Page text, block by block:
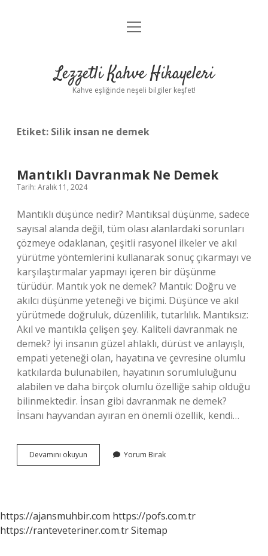
Anasayfa
Yasal Uyarı
menüyü
Lezzetli Kahve Hikayeleri
Kahve eşliğinde neşeli bilgiler keşfet!
Etiket: Silik insan ne demek
Mantıklı Davranmak Ne Demek
Tarih: Aralık 11, 2024
Mantıklı düşünce nedir? Mantıksal düşünme, sadece
sayısal alanda değil, tüm olası alanlardaki sorunları
çözmeye odaklanan, çeşitli rasyonel ilkeler ve akıl
yürütme yöntemlerini kullanarak sonuç çıkarmayı ve
karşılaştırmalar yapmayı içeren bir düşünme
türüdür. Mantık yok ne demek? Mantık: Doğru ve
akılcı düşünme yeteneği ve biçimi. Düşünce ve akıl
yürütmede doğruluk, düzenlilik, tutarlılık. Mantıksız:
Akıl ve mantıkla çelişen şey. Kaliteli davranmak ne
demek? İyi insanın güzel ahlaklı, dürüst ve anlayışlı,
empati yeteneği olan, hayatına ve çevresine olumlu
katkılarda bulunabilen, hayatının sorumluluğunu
alabilen ve daha birçok olumlu özelliğe sahip olduğu
bilinmektedir. İnsan gibi davranmak ne demek?
İnsanı hayvandan ayıran en önemli özellik, kendi…
Devamını okuyun
Davranmak
Yorum Bırak
https://ajansmuhbir.com https://pofs.com.tr
https://ranteveteriner.com.trSitemap